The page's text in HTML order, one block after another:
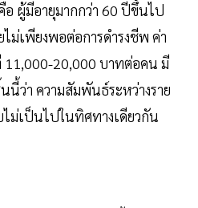
ผู้มีอายุมากกว่า 60 ปีขึ้นไป
ม่เพียงพอต่อการดำรงชีพ ค่า
20,000 บาทต่อคน มี
นี้ว่า ความสัมพันธ์ระหว่างราย
ม่เป็นไปในทิศทางเดียวกัน